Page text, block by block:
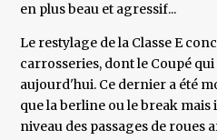
en plus beau et agressif...
Le restylage de la Classe E
carrosseries, dont le Coupé
aujourd'hui. Ce dernier a été
que la berline ou le break
niveau des passages de roues